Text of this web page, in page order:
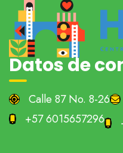
Datos de
Calle 87 No. 8-26
+57 6015657296